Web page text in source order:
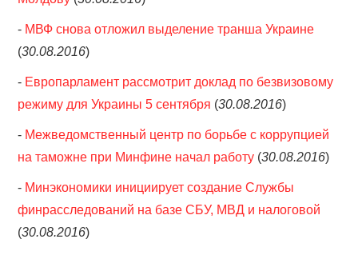
- МВФ снова отложил выделение транша Украине
(30.08.2016)
- Европарламент рассмотрит доклад по безвизовому
режиму для Украины 5 сентября (30.08.2016)
- Межведомственный центр по борьбе с коррупцией
на таможне при Минфине начал работу (30.08.2016)
- Минэкономики инициирует создание Службы
финрасследований на базе СБУ, МВД и налоговой
(30.08.2016)